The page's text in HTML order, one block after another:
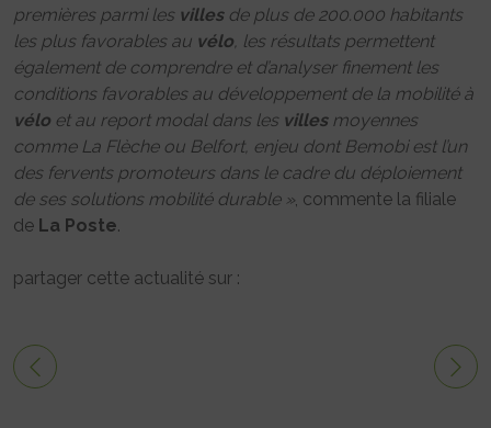
premières parmi les villesde plus de 200.000 habitants
les plus favorables au vélo , les résultats permettent
également de comprendre et d’analyser finement les
conditions favorables au développement de la mobilité à
vélo et au report modal dans les villesmoyennes
comme La Flèche ou Belfort, enjeu dont Bemobi est l’un
des fervents promoteurs dans le cadre du déploiement
de ses solutions mobilité durable » , commente la filiale
de La Poste.
partager cette actualité sur :